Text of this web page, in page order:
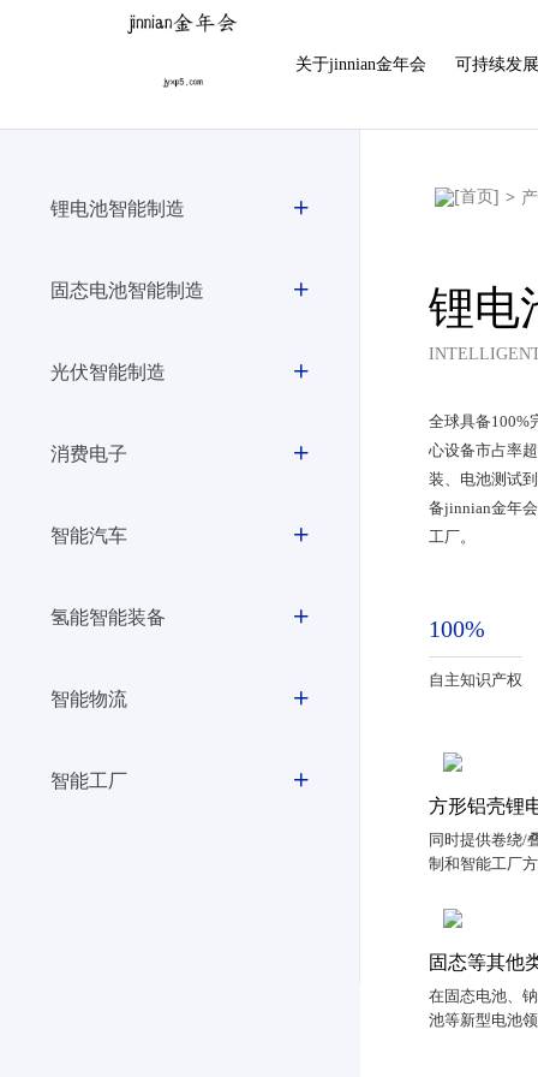
关于jinnian金年会 可持续发
锂电池智能制造
固态电池智能制造
光伏智能制造
消费电子
智能汽车
氢能智能装备
智能物流
智能工厂
>
锂电
全球具备100%
心设备市占率超
装、电池测试
备jinnian金年会
工厂。
100%
自主知识产权
方形铝壳锂
同时提供卷绕/
制和智能工厂
固态等其他
在固态电池、
池等新型电池